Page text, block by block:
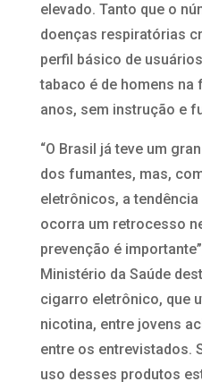
elevado. Tanto que o
doenças respiratórias
perfil básico de
tabaco é de homens na
anos, sem instrução e
“O Brasil já teve um
dos fumantes, mas,
eletrônicos, a tendência
ocorra um retrocesso
prevenção é
Ministério da Saúde
cigarro eletrônico, que
nicotina, entre jovens
entre os entrevistados.
uso desses produtos